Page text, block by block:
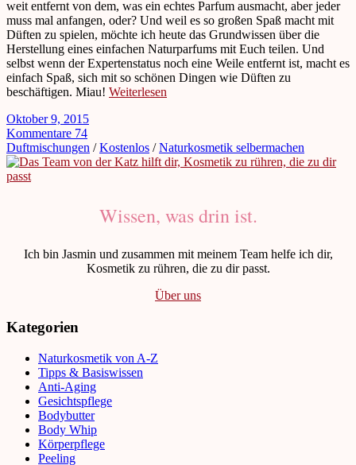
weit entfernt von dem, was ein echtes Parfum ausmacht, aber jeder
muss mal anfangen, oder? Und weil es so großen Spaß macht mit
Düften zu spielen, möchte ich heute das Grundwissen über die
Herstellung eines einfachen Naturparfums mit Euch teilen. Und
selbst wenn der Expertenstatus noch eine Weile entfernt ist, macht es
einfach Spaß, sich mit so schönen Dingen wie Düften zu
beschäftigen. Miau! Weiterlesen
Oktober 9, 2015
Kommentare 74
Duftmischungen /Kostenlos /Naturkosmetik selbermachen
Wissen, was drin ist.
Ich bin Jasmin und zusammen mit meinem Team helfe ich dir,
Kosmetik zu rühren, die zu dir passt.
Über uns
Kategorien
Naturkosmetik von A-Z
Tipps & Basiswissen
Anti-Aging
Gesichtspflege
Bodybutter
Body Whip
Körperpflege
Peeling